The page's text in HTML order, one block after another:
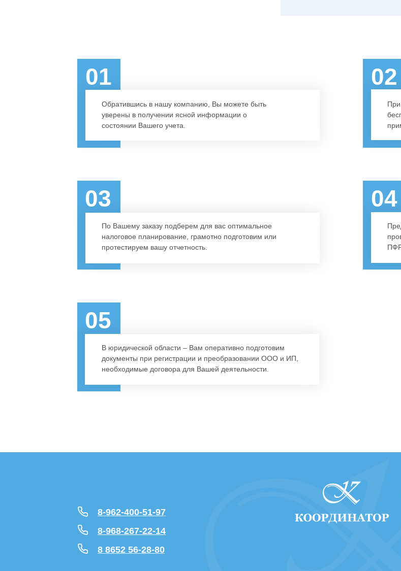
В юридической области – Вам оперативно подготовим
документы при регистрации и преобразовании ООО и ИП,
необходимые договора для Вашей деятельности.
05
04
По Вашему заказу подберем для вас оптимальное
налоговое планирование, грамотно подготовим или
протестируем вашу отчетность.
03
Обратившись в нашу компанию, Вы можете быть
уверены в получении ясной информации о
состоянии Вашего учета.
01 02
8-962-400-51-97
8-968-267-22-14
8 8652 56-28-80